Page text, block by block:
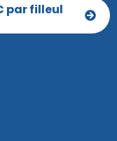
par filleul